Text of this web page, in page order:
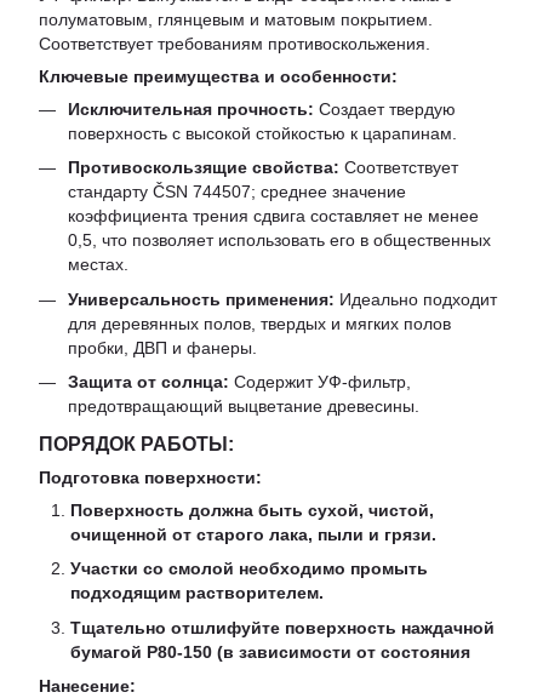
полуматовым, глянцевым и матовым покрытием.
Соответствует требованиям противоскольжения.
Ключевые преимущества и особенности:
Исключительная прочность: Создает твердую
поверхность с высокой стойкостью к царапинам.
Противоскользящие свойства: Соответствует
стандарту ČSN 744507; среднее значение
коэффициента трения сдвига составляет не менее
0,5, что позволяет использовать его в общественных
местах.
Универсальность применения: Идеально подходит
для деревянных полов, твердых и мягких полов
пробки, ДВП и фанеры.
Защита от солнца: Содержит УФ-фильтр,
предотвращающий выцветание древесины.
ПОРЯДОК РАБОТЫ:
Подготовка поверхности:
Поверхность должна быть сухой, чистой,
очищенной от старого лака, пыли и грязи.
Участки со смолой необходимо промыть
подходящим растворителем.
Тщательно отшлифуйте поверхность наждачной
бумагой P80-150 (в зависимости от состояния
Нанесение: